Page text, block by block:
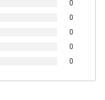
0
0
0
0
0